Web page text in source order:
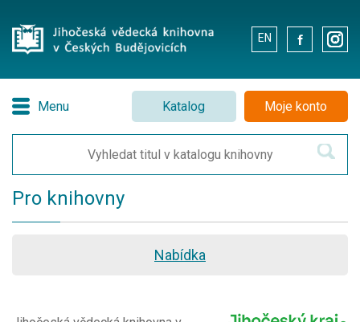
EN . .
Menu Katalog Moje konto
Pro knihovny
Nabídka